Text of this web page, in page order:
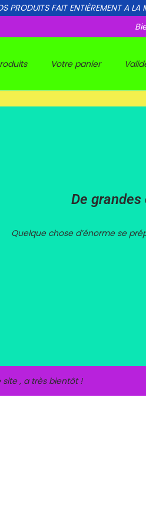
PRODUITS FAIT ENTIÈREMENT A LA
Votre panier
De
Quelque chose d’énorme se
, a très bientôt !